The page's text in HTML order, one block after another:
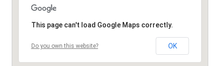
This page can't load Google Maps correctly.
Do you own this website? OK